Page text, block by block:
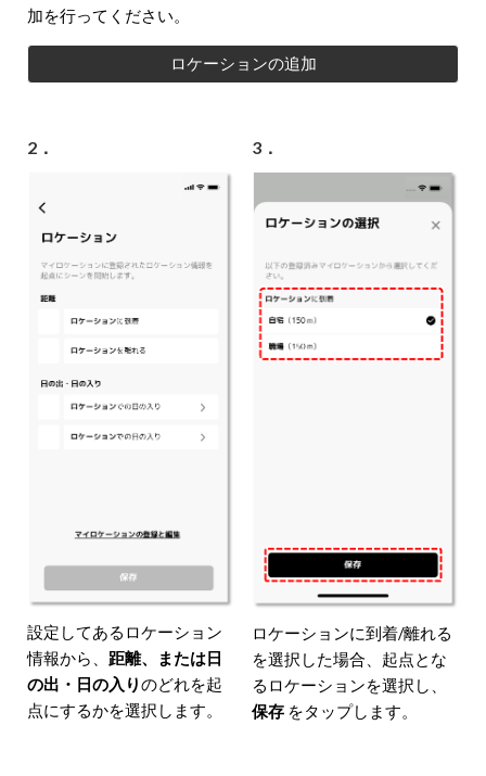
加を行ってください。
ロケーションの追加
2．
設定してあるロケーション
情報から、 距離、または日
の出・日の入りのどれを起
点にするかを選択します。
3．
ロケーションに到着/離れる
を選択した場合、起点とな
るロケーションを選択し、
保存 をタップします。